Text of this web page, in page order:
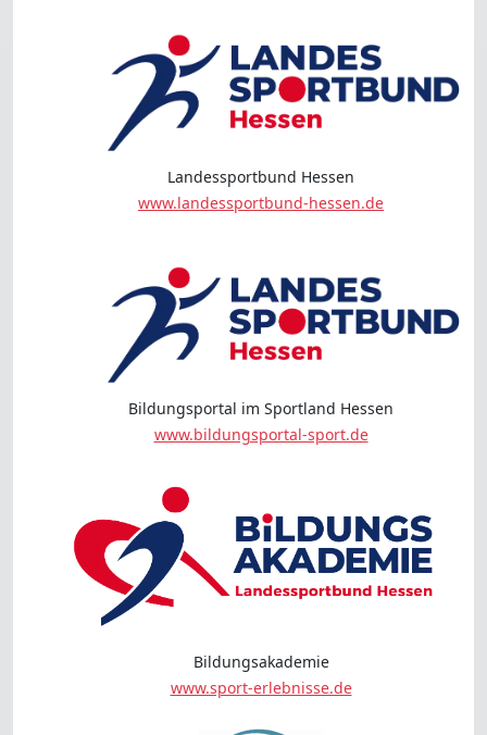
Landessportbund Hessen
www.landessportbund-hessen.de
Bildungsportal im Sportland Hessen
www.bildungsportal-sport.de
Bildungsakademie
www.sport-erlebnisse.de